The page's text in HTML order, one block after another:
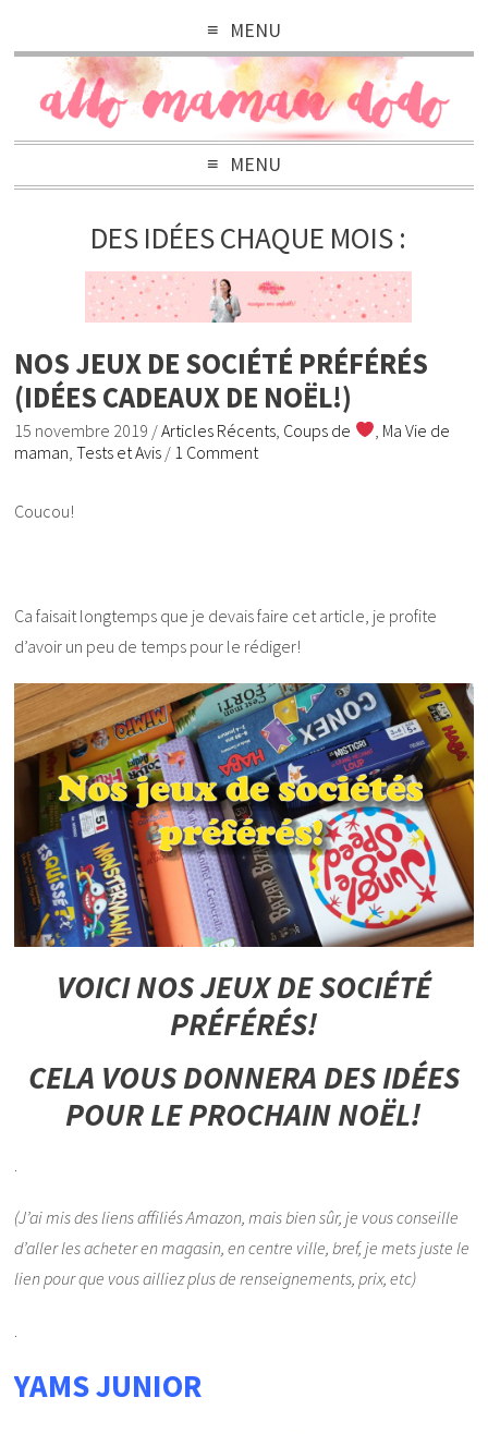
MENU
MENU
DES IDÉES CHAQUE MOIS :
NOS JEUX DE SOCIÉTÉ PRÉFÉRÉS
(IDÉES CADEAUX DE NOËL!)
15 novembre 2019 /Articles Récents Coups de
Ma Vie de
maman ,Tests et Avis / 1 Comment
Coucou!
Ca faisait longtemps que je devais faire cet article, je profite
d’avoir un peu de temps pour le rédiger!
VOICI NOS JEUX DE SOCIÉTÉ
PRÉFÉRÉS!
CELA VOUS DONNERA DES IDÉES
POUR LE PROCHAIN NOËL!
(J’ai mis des liens affiliés Amazon, mais bien sûr, je vous conseille
d’aller les acheter en magasin, en centre ville, bref, je mets juste le
lien pour que vous ailliez plus de renseignements, prix, etc)
YAMS JUNIOR